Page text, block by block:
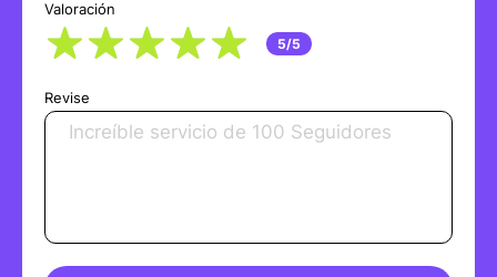
Valoración
5/5
Revise